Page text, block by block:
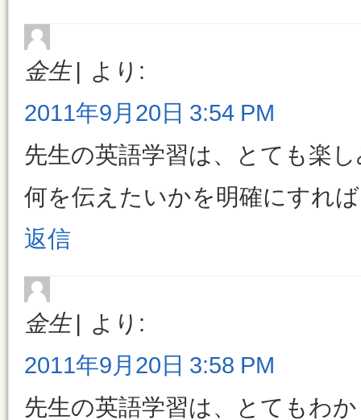
金生
より:
2011年9月20日 3:54 PM
先生の英語学習は、とても楽
何を伝えたいかを明確にすれ
返信
金生
より:
2011年9月20日 3:58 PM
先生の英語学習は、とてもわ